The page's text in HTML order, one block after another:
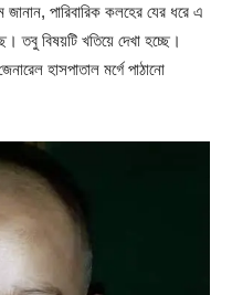
পারিবারিক কলহের যের ধরে এ
তবু বিষয়টি খতিয়ে দেখা হচ্ছে।
হাসপাতাল মর্গে পাঠানো